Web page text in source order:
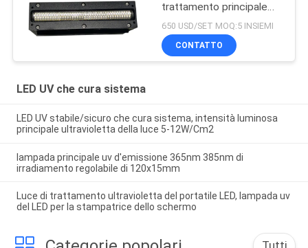
trattamento principale
ultravioletta per la
stampante uv a base
piatta
650 USD/SET MOQ:5 INSIEMI
CONTATTO
LED UV che cura sistema
LED UV stabile/sicuro che cura sistema, intensità luminosa
principale ultravioletta della luce 5-12W/Cm2
lampada principale uv d'emissione 365nm 385nm di
irradiamento regolabile di 120x15mm
Luce di trattamento ultravioletta del portatile LED, lampada uv
del LED per la stampatrice dello schermo